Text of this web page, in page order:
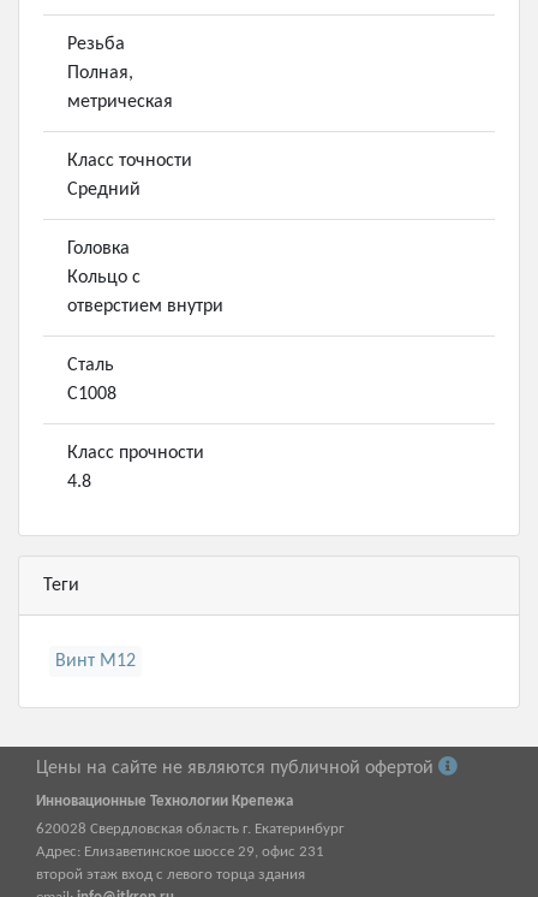
Резьба
Полная,
метрическая
Класс точности
Средний
Головка
Кольцо с
отверстием внутри
Сталь
С1008
Класс прочности
4.8
Теги
Винт М12
Цены на сайте не являются публичной офертой
Инновационные Технологии Крепежа
620028 Свердловская область г. Екатеринбург
Адрес: Елизаветинское шоссе 29, офис 231
второй этаж вход с левого торца здания